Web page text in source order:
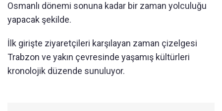
Osmanlı dönemi sonuna kadar bir zaman yolculuğu
yapacak şekilde.
İlk girişte ziyaretçileri karşılayan zaman çizelgesi
Trabzon ve yakın çevresinde yaşamış kültürleri
kronolojik düzende sunuluyor.